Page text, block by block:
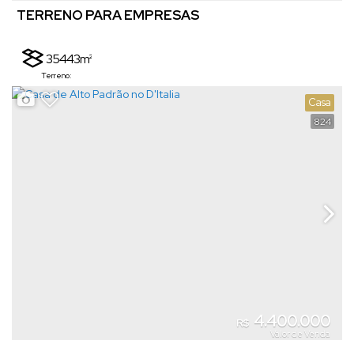
TERRENO PARA EMPRESAS
Terreno:
35443m²
824
Casa
R$ 4.400.000
Valor de Venda